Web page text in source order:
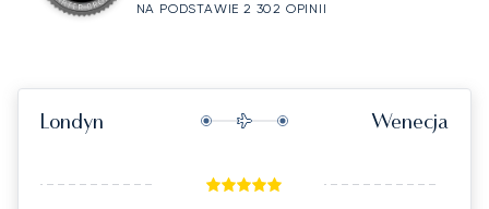
NA PODSTAWIE 2 302 OPINII
Londyn Wenecja